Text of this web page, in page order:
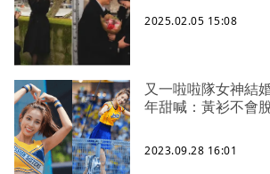
2025.02.05 15:08
又一啦啦隊女神
年甜喊：黃衫不會
2023.09.28 16:01